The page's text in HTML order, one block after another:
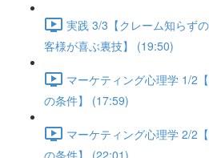
実践 3/3【クレーム知らず
客様が喜ぶ裏技】 (19:50)
マーケティング心理学 1/2
の条件】 (17:59)
マーケティング心理学 2/2
の条件】 (22:01)